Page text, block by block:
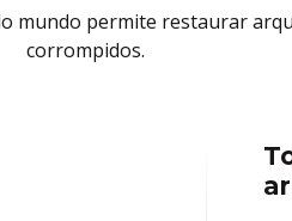
mundo permite restaurar
corrompidos.